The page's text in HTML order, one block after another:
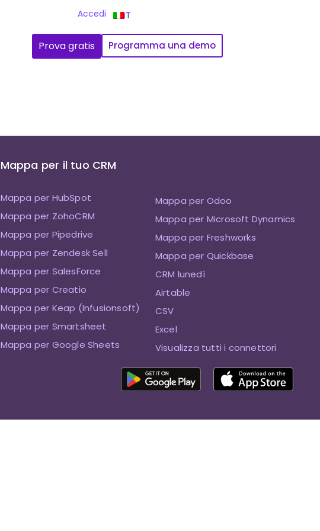
Accedi IT
Prova gratis Programma una demo
Mappa per il tuo CRM
Mappa per HubSpot
Mappa per ZohoCRM
Mappa per Pipedrive
Mappa per Zendesk Sell
Mappa per SalesForce
Mappa per Creatio
Mappa per Keap (Infusionsoft)
Mappa per Smartsheet
Mappa per Google Sheets
Mappa per Odoo
Mappa per Microsoft Dynamics
Mappa per Freshworks
Mappa per Quickbase
CRM lunedì
Airtable
CSV
Excel
Visualizza tutti i connettori